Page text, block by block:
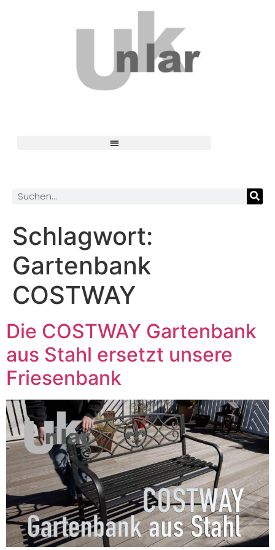
Schlagwort:
Gartenbank
COSTWAY
Die COSTWAY Gartenbank
aus Stahl ersetzt unsere
Friesenbank